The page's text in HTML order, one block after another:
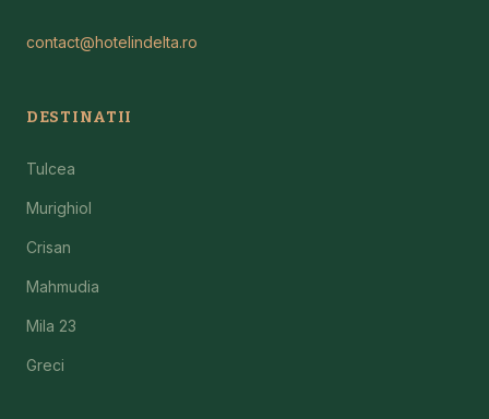
contact@hotelindelta.ro
DESTINATII
Tulcea
Murighiol
Crisan
Mahmudia
Mila 23
Greci